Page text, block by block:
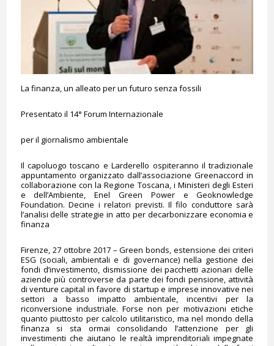
La finanza, un alleato per un futuro senza fossili
Presentato il 14° Forum Internazionale
per il giornalismo ambientale
Il capoluogo toscano e Larderello ospiteranno il tradizionale
appuntamento organizzato dall’associazione Greenaccord in
collaborazione con la Regione Toscana, i Ministeri degli Esteri
e dell’Ambiente, Enel Green Power e Geoknowledge
Foundation. Decine i relatori previsti. Il filo conduttore sarà
l’analisi delle strategie in atto per decarbonizzare economia e
finanza
Firenze, 27 ottobre 2017 – Green bonds, estensione dei criteri
ESG (sociali, ambientali e di governance) nella gestione dei
fondi d’investimento, dismissione dei pacchetti azionari delle
aziende più controverse da parte dei fondi pensione, attività
di venture capital in favore di startup e imprese innovative nei
settori a basso impatto ambientale, incentivi per la
riconversione industriale. Forse non per motivazioni etiche
quanto piuttosto per calcolo utilitaristico, ma nel mondo della
finanza si sta ormai consolidando l’attenzione per gli
investimenti che aiutano le realtà imprenditoriali impegnate